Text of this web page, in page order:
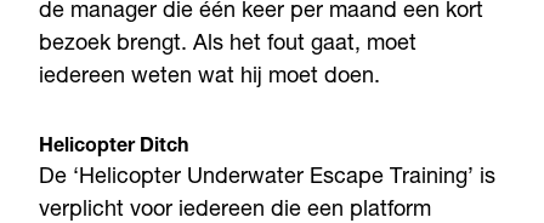
de manager die één keer per maand een kort
bezoek brengt. Als het fout gaat, moet
iedereen weten wat hij moet doen.
Helicopter Ditch
De ‘Helicopter Underwater Escape Training’ is
verplicht voor iedereen die een platform